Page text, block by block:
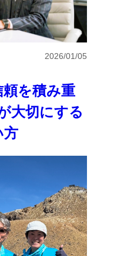
を積み重
切にする
方
2026/01/05